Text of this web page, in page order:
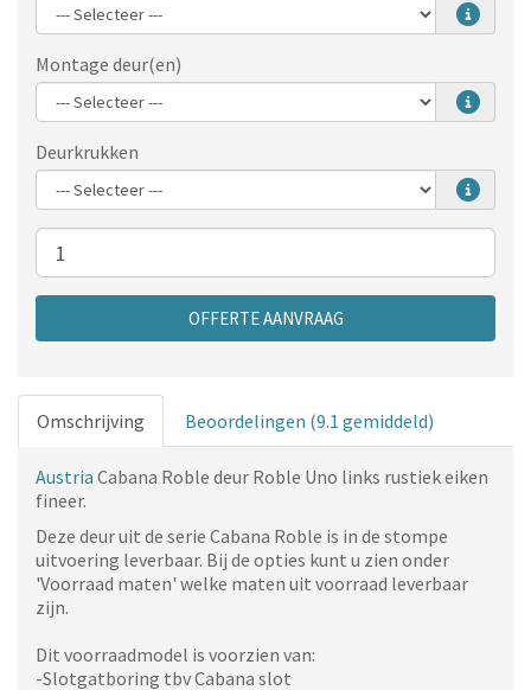
Montage deur(en)
Deurkrukken
Aantal
OFFERTE AANVRAAG
Omschrijving Beoordelingen (9.1 gemiddeld)
Austria Cabana Roble deur Roble Uno links rustiek eiken
fineer.
Deze deur uit de serie Cabana Roble is in de stompe
uitvoering leverbaar. Bij de opties kunt u zien onder
'Voorraad maten' welke maten uit voorraad leverbaar
zijn.
Dit voorraadmodel is voorzien van:
-Slotgatboring tbv Cabana slot